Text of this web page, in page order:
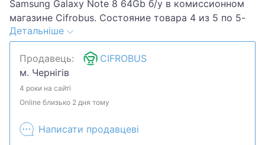
Samsung Galaxy Note 8 64Gb б/у в комиссионном
магазине Cifrobus. Состояние товара 4 из 5 по 5-
ти бальной системе. Примечание: потертости,
царапины. Комплектация товара: чех.Хотите
скидку? Давайте обсудим. Предложите свою цену
и мы посмотрим, что сможем сделать.Уточняйте
наличие и комплектацию у менеджера. Товар
может быть продан в розничном магазине.
Детальніше
Продавець:
CIFROBUS
м. Чернігів
4 роки на сайті
Online близько 2 дня тому
Написати продавцеві